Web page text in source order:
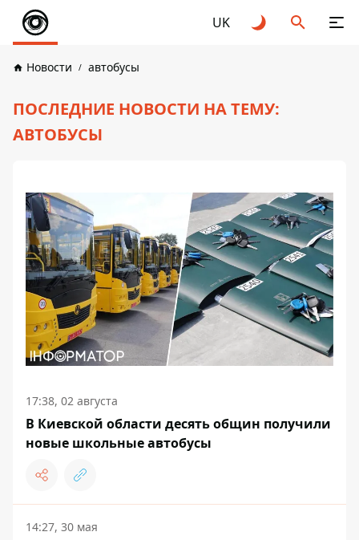
UK
Новости автобусы
ПОСЛЕДНИЕ НОВОСТИ НА ТЕМУ:
АВТОБУСЫ
17:38, 02 августа
В Киевской области десять общин получили
новые школьные автобусы
14:27, 30 мая